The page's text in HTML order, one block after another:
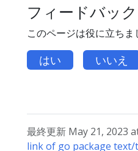
フィードバック
このページは役に立ちま
はい いいえ
最終更新 May 21, 2023
link of go package text/